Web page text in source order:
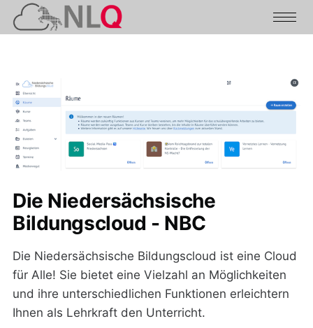
Die Niedersächsische
Bildungscloud - NBC
Die Niedersächsische Bildungscloud ist eine Cloud
für Alle! Sie bietet eine Vielzahl an Möglichkeiten
und ihre unterschiedlichen Funktionen erleichtern
Ihnen als Lehrkraft den Unterricht.